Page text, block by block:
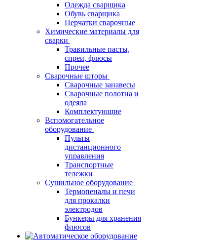
Одежда сварщика
Обувь сварщика
Перчатки сварочные
Химические материалы для
сварки
Травильные пасты,
спреи, флюсы
Прочее
Сварочные шторы
Сварочные занавесы
Сварочные полотна и
одеяла
Комплектующие
Вспомогательное
оборудование
Пульты
дистанционного
управления
Транспортные
тележки
Сушильное оборудование
Термопеналы и печи
для прокалки
электродов
Бункеры для хранения
флюсов